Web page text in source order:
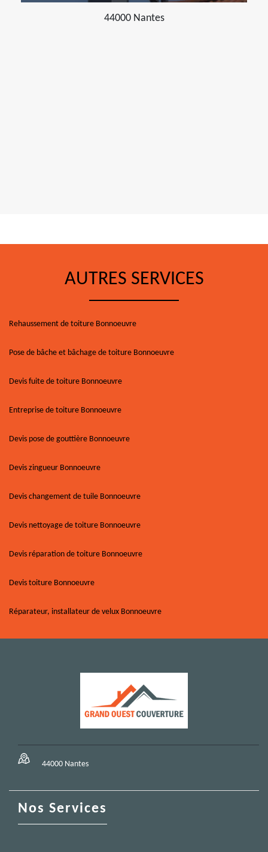
44000 Nantes
AUTRES SERVICES
Rehaussement de toiture Bonnoeuvre
Pose de bâche et bâchage de toiture Bonnoeuvre
Devis fuite de toiture Bonnoeuvre
Entreprise de toiture Bonnoeuvre
Devis pose de gouttière Bonnoeuvre
Devis zingueur Bonnoeuvre
Devis changement de tuile Bonnoeuvre
Devis nettoyage de toiture Bonnoeuvre
Devis réparation de toiture Bonnoeuvre
Devis toiture Bonnoeuvre
Réparateur, installateur de velux Bonnoeuvre
44000 Nantes
Nos Services